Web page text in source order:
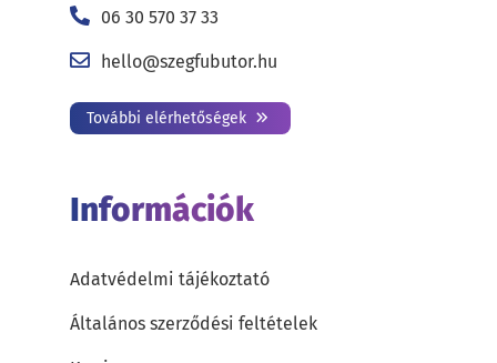
06 30 570 37 33
hello@szegfubutor.hu
További elérhetőségek
Információk
Adatvédelmi tájékoztató
Általános szerződési feltételek